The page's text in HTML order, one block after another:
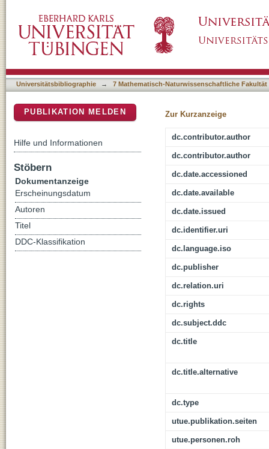
komplexen arithmetischen Kompetenzen
Universitätsbibliographie → 7 Mathematisch-Naturwissenschaftliche Fakultät
Zur Kurzanzeige
dc.contributor.author
dc.contributor.author
dc.date.accessioned
dc.date.available
dc.date.issued
dc.identifier.uri
dc.language.iso
dc.publisher
dc.relation.uri
dc.rights
dc.subject.ddc
dc.title
dc.title.alternative
dc.type
utue.publikation.seiten
utue.personen.roh
PUBLIKATION MELDEN
Hilfe und Informationen
Stöbern
Dokumentanzeige
Erscheinungsdatum
Autoren
Titel
DDC-Klassifikation